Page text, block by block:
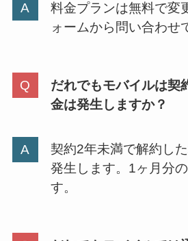
料金プランは無料で変
ォームから問い合わせ
だれでもモバイルは契
金は発生しますか？
契約2年未満で解約し
発生します。1ヶ月分
す。